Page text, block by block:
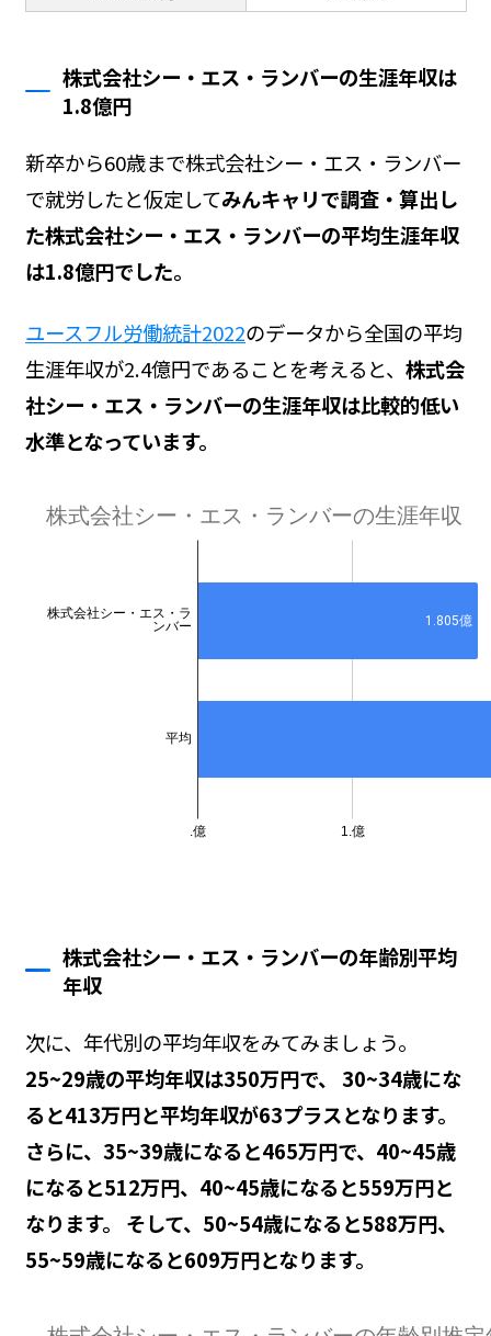
株式会社シー・エス・ランバーの生涯年収は
1.8億円
新卒から60歳まで株式会社シー・エス・ランバー
で就労したと仮定してみんキャリで調査・算出し
た株式会社シー・エス・ランバーの平均生涯年収
は1.8億円でした。
ユースフル労働統計2022のデータから全国の平均
生涯年収が2.4億円であることを考えると、 株式会
社シー・エス・ランバーの生涯年収は比較的低い
水準となっています。
株式会社シー・エス・ランバーの年齢別平均
年収
次に、年代別の平均年収をみてみましょう。
25~29歳の平均年収は350万円で、 30~34歳にな
ると413万円と平均年収が63プラスとなります。
さらに、35~39歳になると465万円で、40~45歳
になると512万円、40~45歳になると559万円と
なります。 そして、50~54歳になると588万円、
55~59歳になると609万円となります。